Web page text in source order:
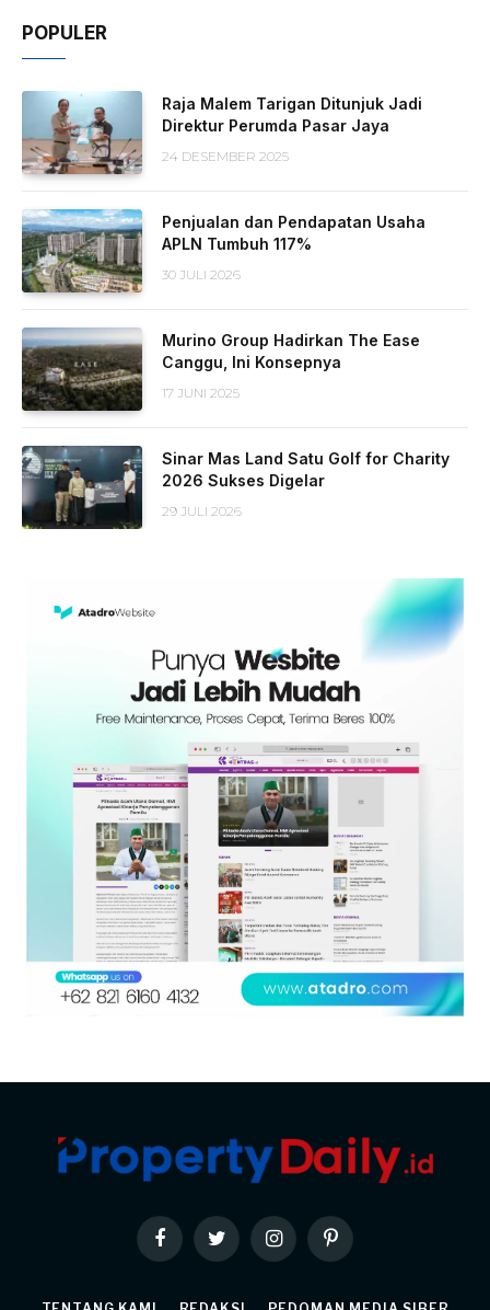
POPULER
Raja Malem Tarigan Ditunjuk Jadi
Direktur Perumda Pasar Jaya
24 DESEMBER 2025
Penjualan dan Pendapatan Usaha
APLN Tumbuh 117%
30 JULI 2026
Murino Group Hadirkan The Ease
Canggu, Ini Konsepnya
17 JUNI 2025
Sinar Mas Land Satu Golf for Charity
2026 Sukses Digelar
29 JULI 2026
FacebookTwitter InstagramPinterest